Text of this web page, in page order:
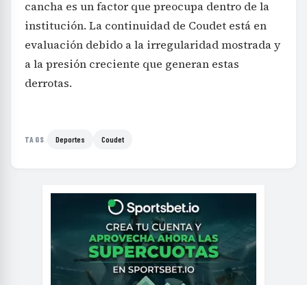
cancha es un factor que preocupa dentro de la
institución. La continuidad de Coudet está en
evaluación debido a la irregularidad mostrada y
a la presión creciente que generan estas
derrotas.
TAGS Deportes Coudet